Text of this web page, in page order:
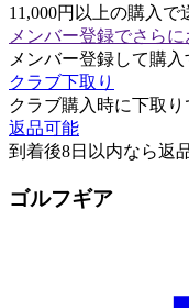
11,000円以上の購入で
メンバー登録でさらに
メンバー登録して購
クラブ下取り
クラブ購入時に下取り
返品可能
到着後8日以内なら返
ゴルフギア